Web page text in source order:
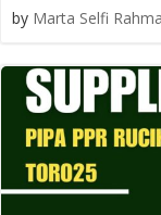
by Marta Selfi